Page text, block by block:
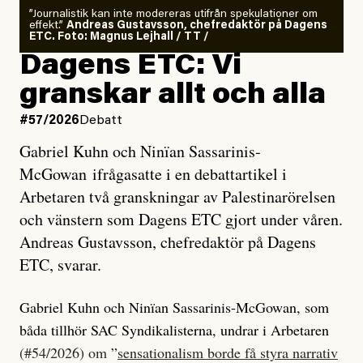
”Journalistik kan inte modereras utifrån spekulationer om
effekt.” Andreas Gustavsson, chefredaktör på Dagens
ETC. Foto: Magnus Lejhall / TT /
Dagens ETC: Vi
granskar allt och alla
#57/2026 Debatt
Gabriel Kuhn och Ninïan Sassarinis-
McGowan ifrågasatte i en debattartikel i
Arbetaren två granskningar av Palestinarörelsen
och vänstern som Dagens ETC gjort under våren.
Andreas Gustavsson, chefredaktör på Dagens
ETC, svarar.
Gabriel Kuhn och Ninïan Sassarinis-McGowan, som
båda tillhör SAC Syndikalisterna, undrar i Arbetaren
(#54/2026) om ”sensationalism borde få styra narrativ